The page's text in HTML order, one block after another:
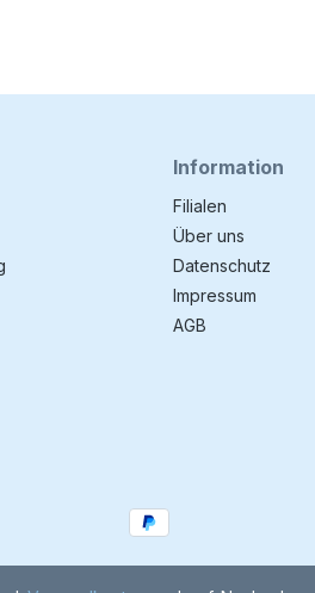
Information
Filialen
Über uns
Datenschutz
Impressum
AGB